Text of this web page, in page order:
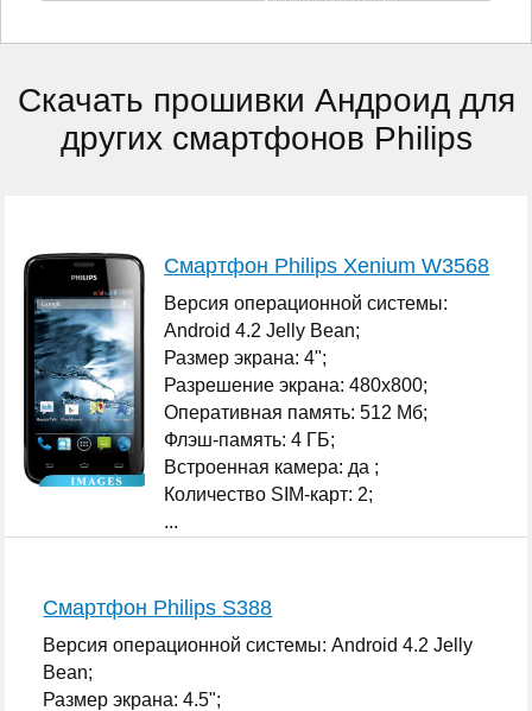
Скачать прошивки Андроид для
других смартфонов Philips
Смартфон Philips Xenium W3568
Версия операционной системы:
Android 4.2 Jelly Bean;
Размер экрана: 4";
Разрешение экрана: 480x800;
Оперативная память: 512 Мб;
Флэш-память: 4 ГБ;
Встроенная камера: да ;
Количество SIM-карт: 2;
...
Смартфон Philips S388
Версия операционной системы: Android 4.2 Jelly
Bean;
Размер экрана: 4.5";